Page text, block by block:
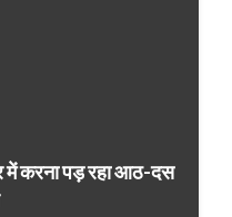
करना पड़ रहा आठ-दस